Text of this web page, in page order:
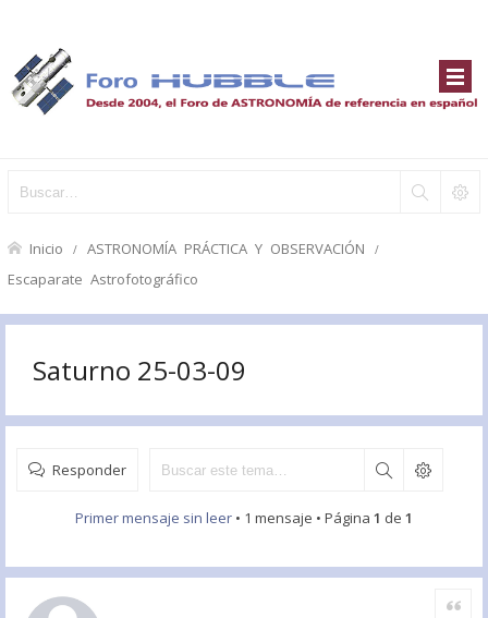
Inicio ASTRONOMÍA PRÁCTICA Y OBSERVACIÓN
Escaparate Astrofotográfico
Saturno 25-03-09
Responder
Primer mensaje sin leer • 1 mensaje • Página 1 de 1
Citar